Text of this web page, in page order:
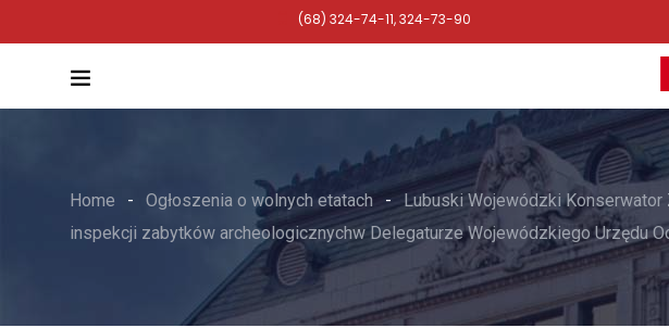
(68) 324-74-11, 324-73-90
Home Ogłoszenia o wolnych etatach
Lubuski Wojewódzki
inspekcji zabytków archeologicznychw Delegaturze Wojewódzkiego Urzędu